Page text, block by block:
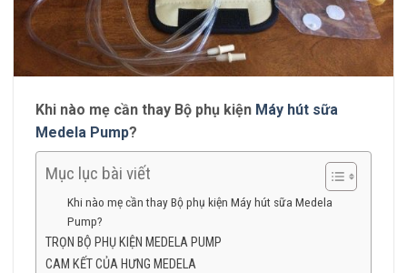
Khi nào mẹ cần thay Bộ phụ kiện Máy hút sữa
Medela Pump?
Mục lục bài viết
Khi nào mẹ cần thay Bộ phụ kiện Máy hút sữa Medela
Pump?
TRỌN BỘ PHỤ KIỆN MEDELA PUMP
CAM KẾT CỦA HƯNG MEDELA